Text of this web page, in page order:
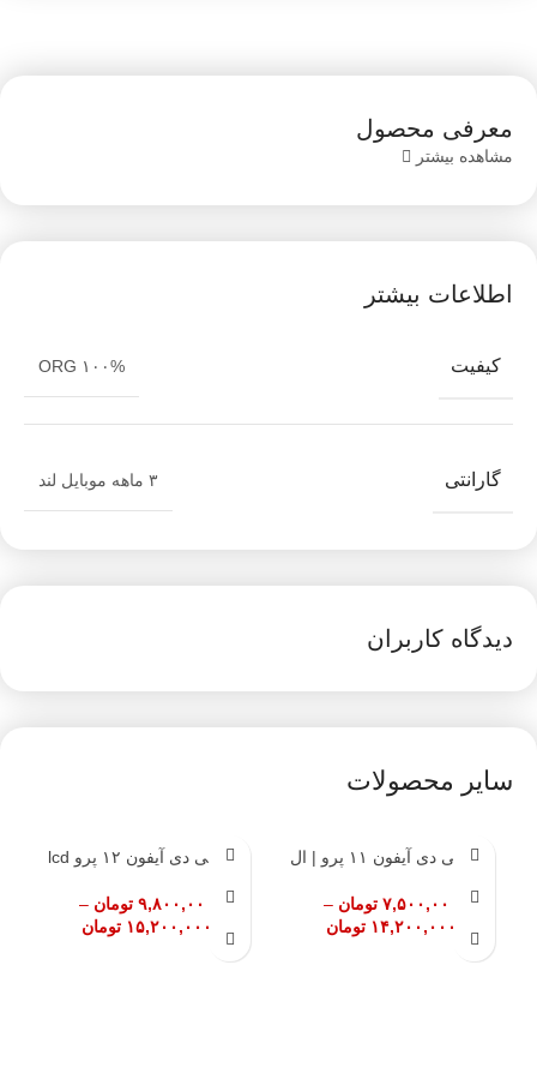
معرفی محصول
مشاهده بیشتر
اطلاعات بیشتر
کیفیت ORG ۱۰۰%
گارانتی ۳ ماهه موبایل لند
دیدگاه کاربران
سایر محصولات
ال سی دی آیفون ۱۱ پرو | ال
۷,۵۰۰,۰۰۰ تومان –
۱۴,۲۰۰,۰۰۰ تومان
ال سی دی آیفون ۱۲ پرو lcd
۹,۸۰۰,۰۰۰ تومان –
۱۵,۲۰۰,۰۰۰ تومان